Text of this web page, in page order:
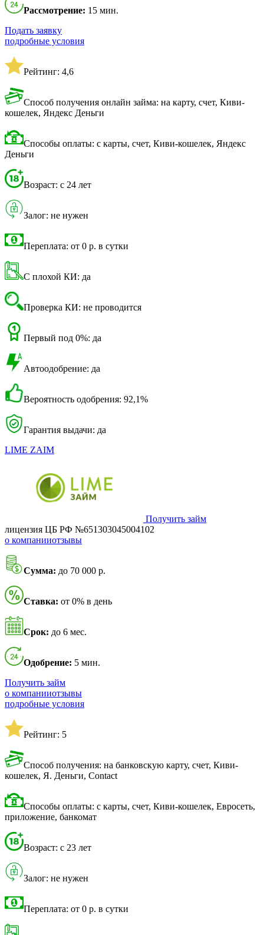
Рассмотрение: 15 мин.
Подать заявку
подробные условия
Рейтинг: 4,6
Способ получения онлайн займа: на карту, счет, Киви-
кошелек, Яндекс Деньги
Способы оплаты: с карты, счет, Киви-кошелек, Яндекс
Деньги
Возраст: с 24 лет
Залог: не нужен
Переплата: от 0 р. в сутки
С плохой КИ: да
Проверка КИ: не проводится
Первый под 0%: да
Автоодобрение: да
Вероятность одобрения: 92,1%
Гарантия выдачи: да
LIME ZAIM
Получить займ
лицензия ЦБ РФ №651303045004102
о компанииотзывы
Сумма: до 70 000 р.
Ставка: от 0% в день
Срок: до 6 мес.
Одобрение: 5 мин.
Получить займ
о компанииотзывы
подробные условия
Рейтинг: 5
Способ получения: на банковскую карту, счет, Киви-
кошелек, Я. Деньги, Contact
Способы оплаты: с карты, счет, Киви-кошелек, Евросеть,
приложение, банкомат
Возраст: с 23 лет
Залог: не нужен
Переплата: от 0 р. в сутки